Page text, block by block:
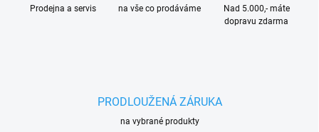
Prodejna a servis na vše co prodáváme
Nad 5.000,- máte
dopravu zdarma
PRODLOUŽENÁ ZÁRUKA
na vybrané produkty